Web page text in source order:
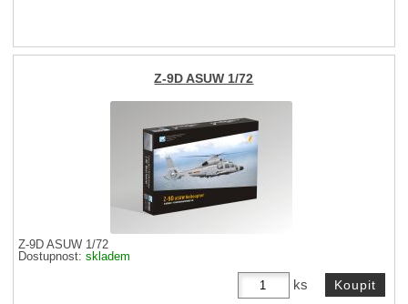
Z-9D ASUW 1/72
Z-9D ASUW 1/72
Dostupnost:skladem
ks